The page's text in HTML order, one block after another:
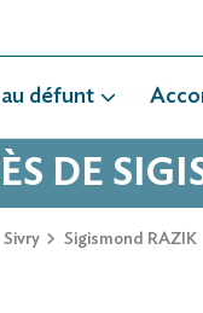
défunt
DE
Sivry Sigismond RAZIK